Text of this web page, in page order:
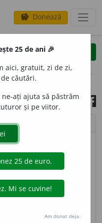
savings Donează
opțiuni
© Andrea Homorodean
Persoană care
cetățenești, cu o
fi împrumutată
25 de ani 🎉
aici, gratuit, zi de zi,
căutări.
ați ajuta să păstrăm
și pe viitor.
Am donat deja.